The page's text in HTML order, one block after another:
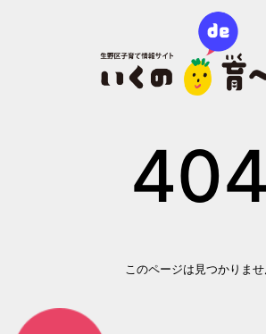
404
このページは見つかりませ